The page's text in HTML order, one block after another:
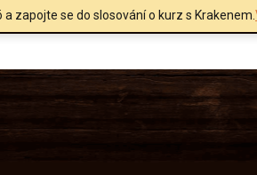
zapojte se do slosování o kurz s Krakenem.